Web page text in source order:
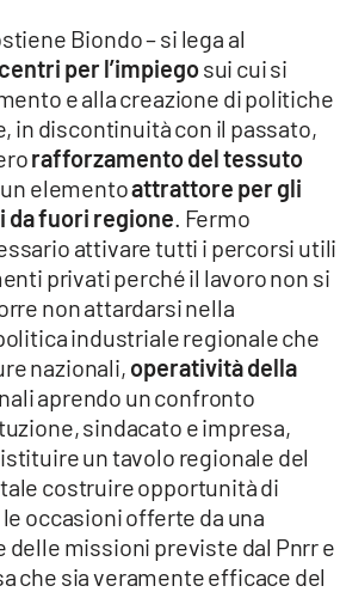
Biondo – si lega al
per l’impiegosui cui si
e alla creazione di politiche
in discontinuità con il passato,
rafforzamento del tessuto
elementoattrattore per gli
fuori regione . Fermo
attivare tutti i percorsi utili
privati perché il lavoro non si
non attardarsi nella
industriale regionale che
nazionali, operatività della
aprendo un confronto
sindacato e impresa,
un tavolo regionale del
costruire opportunità di
occasioni offerte da una
delle missioni previste dal Pnrr e
che sia veramente efficace del